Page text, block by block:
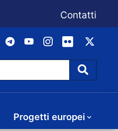
Progetti europei